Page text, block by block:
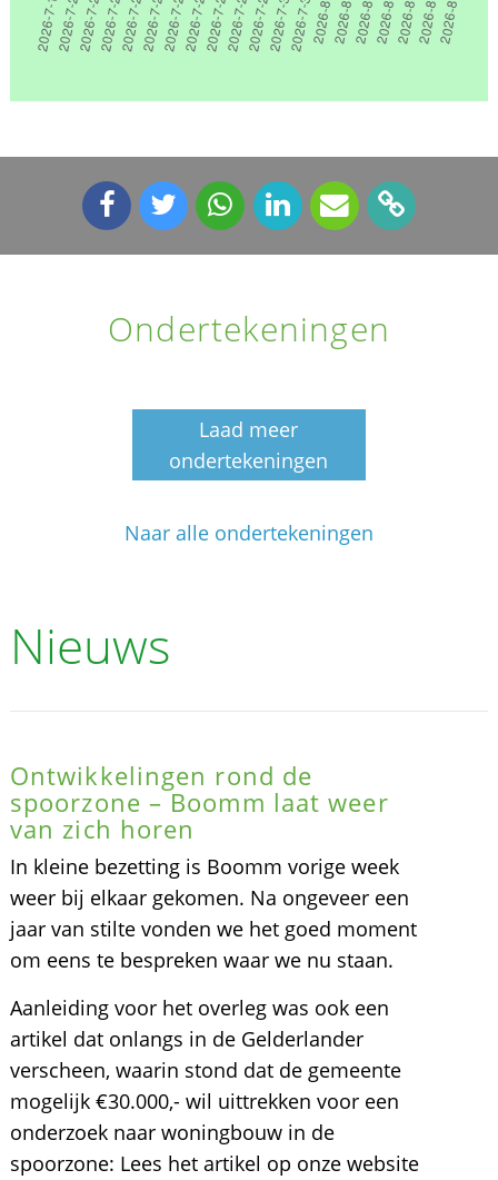
Ondertekeningen
Laad meer
ondertekeningen
Naar alle ondertekeningen
Nieuws
Ontwikkelingen rond de
spoorzone – Boomm laat weer
van zich horen
In kleine bezetting is Boomm vorige week
weer bij elkaar gekomen. Na ongeveer een
jaar van stilte vonden we het goed moment
om eens te bespreken waar we nu staan.
Aanleiding voor het overleg was ook een
artikel dat onlangs in de Gelderlander
verscheen, waarin stond dat de gemeente
mogelijk €30.000,- wil uittrekken voor een
onderzoek naar woningbouw in de
spoorzone: Lees het artikel op onze website